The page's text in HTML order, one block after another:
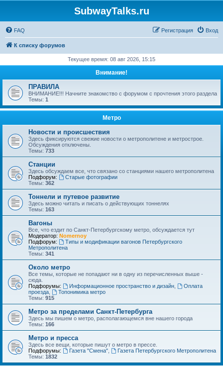
SubwayTalks.ru
FAQ Вход
Регистрация
К списку форумов
Текущее время: 08 авг 2026, 15:15
Внимание!
ПРАВИЛА
ВНИМАНИЕ!!! Начните знакомство с форумом с прочтения этого раздела
Темы: 1
Метро
Новости и происшествия
Здесь фиксируются свежие новости о метрополитене и метрострое.
Обсуждения отключены.
Темы: 733
Станции
Здесь обсуждаем все, что связано со станциями нашего метрополитена
Подфорум:
Старые фотографии
Темы: 362
Тоннели и путевое развитие
Здесь можно читать и писать о действующих тоннелях
Темы: 163
Вагоны
Все, что ездит по Санкт-Петербургскому метро, обсуждается тут
Модератор: Nomernoy
Подфорум:
Типы и модификации вагонов Петербургского
Метрополитена
Темы: 341
Около метро
Все темы, которые не попадают ни в одну из перечисленных выше -
сюда.
Подфорумы:
Информационное пространство и дизайн,
Оплата
проезда
Топонимика метро
Темы: 915
Метро за пределами Санкт-Петербурга
Здесь мы пишем о метро, располагающемся вне нашего города
Темы: 166
Метро и пресса
Здесь все вещи, которые пишут о метро в прессе.
Подфорумы:
Газета "Смена",
Газета Петербургского Метрополитена
Темы: 1832